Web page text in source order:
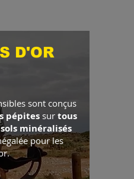
sont conçus
pépitessur tous
sols minéralisés
pour les
D'OR